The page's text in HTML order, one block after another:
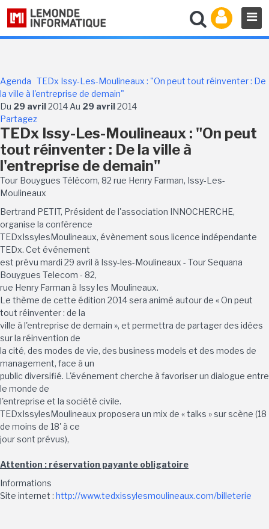
Agenda TEDx Issy-Les-Moulineaux : "On peut tout réinventer : De
la ville à l'entreprise de demain"
Du 29 avril2014 Au 29 avril2014
Partagez
TEDx Issy-Les-Moulineaux : "On peut
tout réinventer : De la ville à
l'entreprise de demain"
Tour Bouygues Télécom, 82 rue Henry Farman, Issy-Les-
Moulineaux
Bertrand PETIT, Président de l'association INNOCHERCHE,
organise la conférence
TEDxIssylesMoulineaux, évènement sous licence indépendante
TEDx. Cet événement
est prévu mardi 29 avril à Issy-les-Moulineaux - Tour Sequana
Bouygues Telecom - 82,
rue Henry Farman à Issy les Moulineaux.
Le thème de cette édition 2014 sera animé autour de « On peut
tout réinventer : de la
ville à l'entreprise de demain », et permettra de partager des idées
sur la réinvention de
la cité, des modes de vie, des business models et des modes de
management, face à un
public diversifié. L'événement cherche à favoriser un dialogue entre
le monde de
l'entreprise et la société civile.
TEDxIssylesMoulineaux proposera un mix de « talks » sur scène (18
de moins de 18' à ce
jour sont prévus),
Attention : réservation payante obligatoire
Informations
Site internet : http://www.tedxissylesmoulineaux.com/billeterie